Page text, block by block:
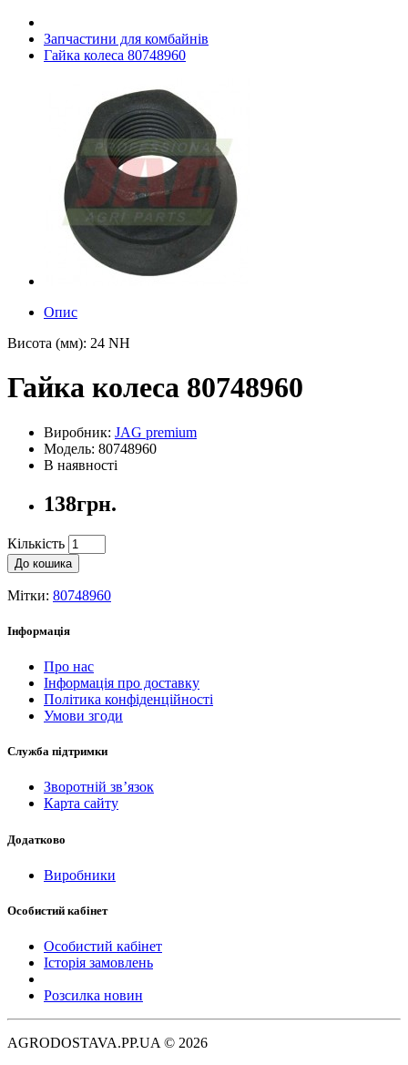
Запчастини для комбайнів
Гайка колеса 80748960
Опис
Висота (мм): 24 NH
Гайка колеса 80748960
Виробник: JAG premium
Модель: 80748960
В наявності
138грн.
Кількість
До кошика
Мітки: 80748960
Інформація
Про нас
Інформація про доставку
Політика конфіденційності
Умови згоди
Служба підтримки
Зворотній зв’язок
Карта сайту
Додатково
Виробники
Особистий кабінет
Особистий кабінет
Історія замовлень
Розсилка новин
AGRODOSTAVA.PP.UA © 2026